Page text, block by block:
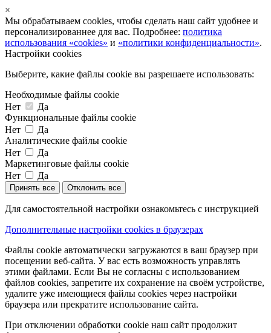
×
Мы обрабатываем cookies, чтобы сделать наш сайт удобнее и
персонализированнее для вас. Подробнее: политика
использования «cookies» и «политики конфиденциальности».
Настройки cookies
Выберите, какие файлы cookie вы разрешаете использовать:
Необходимые файлы cookie
Нет
Да
Функциональные файлы cookie
Нет
Да
Аналитические файлы cookie
Нет
Да
Маркетинговые файлы cookie
Нет
Да
Принять все Отклонить все
Для самостоятельной настройки ознакомьтесь с инструкцией
Дополнительные настройки cookies в браузерах
Файлы cookie автоматически загружаются в ваш браузер при
посещении веб-сайта. У вас есть возможность управлять
этими файлами. Если Вы не согласны с использованием
файлов cookies, запретите их сохранение на своём устройстве,
удалите уже имеющиеся файлы cookies через настройки
браузера или прекратите использование сайта.
При отключении обработки cookie наш сайт продолжит